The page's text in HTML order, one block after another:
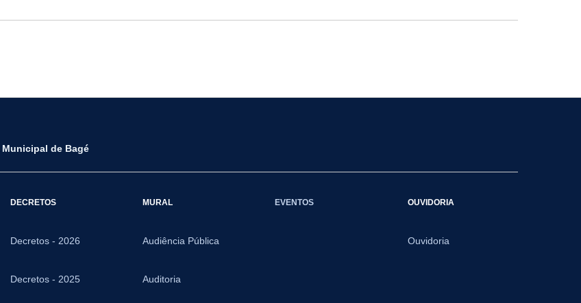
de Bagé
DECRETOS
Decretos - 2026
Decretos - 2025
MURAL
Audiência Pública
Auditoria
EVENTOS OUVIDORIA
Ouvidoria